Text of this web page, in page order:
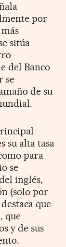
por
sitúa
del Banco
se
de su
su alta tasa
para
se
inglés,
(solo por
que
que
y de sus